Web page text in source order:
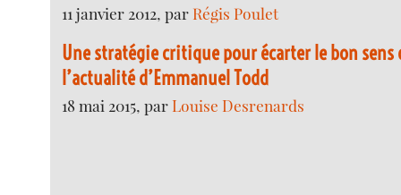
11 janvier 2012, par Régis Poulet
Une stratégie critique pour écarter le bon
l’actualité d’Emmanuel Todd
18 mai 2015, parLouise Desrenards